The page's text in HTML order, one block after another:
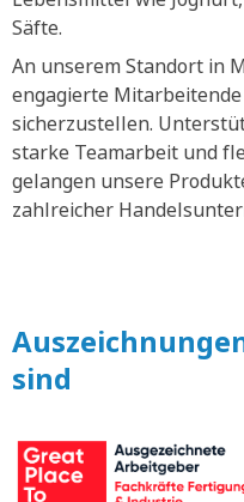
Säfte.
An unserem Standort in
engagierte
sicherzustellen.
starke Teamarbeit und
gelangen unsere
zahlreicher
sind